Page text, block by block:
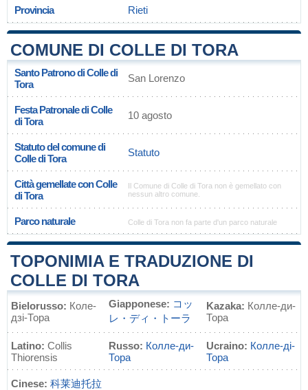
Provincia Rieti
COMUNE DI COLLE DI TORA
Santo Patrono di Colle di
Tora
San Lorenzo
Festa Patronale di Colle
di Tora
10 agosto
Statuto del comune di
Colle di Tora
Statuto
Città gemellate con Colle
di Tora
Il Comune di Colle di Tora non è gemellato con
nessun altro comune.
Parco naturale Colle di Tora non fa parte d'un parco naturale
TOPONIMIA E TRADUZIONE DI
COLLE DI TORA
Bielorusso: Коле-
дзі-Тора
Giapponese: コッ
レ・ディ・トーラ
Kazaka: Колле-ди-
Тора
Latino: Collis
Thiorensis
Russo: Колле-ди-
Тора
Ucraino: Колле-ді-
Тора
Cinese: 科莱迪托拉